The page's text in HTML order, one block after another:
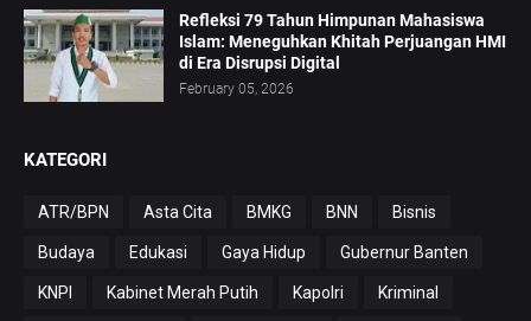
Refleksi 79 Tahun Himpunan Mahasiswa
Islam: Meneguhkan Khitah Perjuangan HMI
di Era Disrupsi Digital
February 05, 2026
KATEGORI
ATR/BPN Asta Cita BMKG BNN Bisnis
Budaya Edukasi Gaya Hidup Gubernur Banten
KNPI Kabinet Merah Putih Kapolri Kriminal